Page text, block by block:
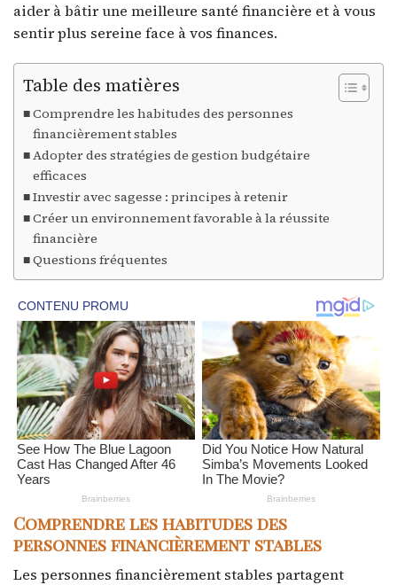
aider à bâtir une meilleure santé financière et à vous
sentir plus sereine face à vos finances.
Table des matières
Comprendre les habitudes des personnes
financièrement stables
Adopter des stratégies de gestion budgétaire
efficaces
Investir avec sagesse : principes à retenir
Créer un environnement favorable à la réussite
financière
Questions fréquentes
Comprendre les habitudes des
personnes financièrement stables
Les personnes financièrement stables partagent